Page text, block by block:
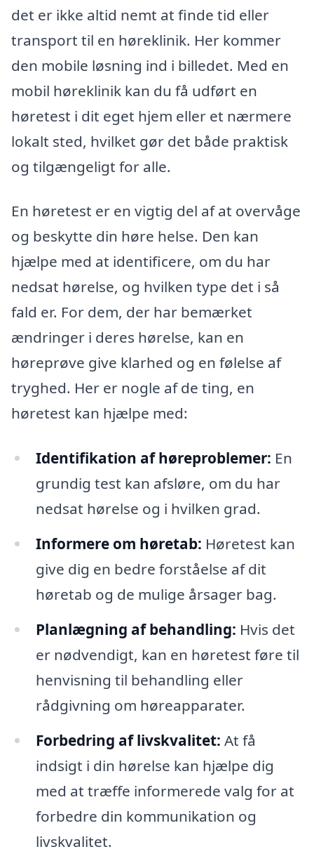
det er ikke altid nemt at finde tid eller
transport til en høreklinik. Her kommer
den mobile løsning ind i billedet. Med en
mobil høreklinik kan du få udført en
høretest i dit eget hjem eller et nærmere
lokalt sted, hvilket gør det både praktisk
og tilgængeligt for alle.
En høretest er en vigtig del af at overvåge
og beskytte din høre helse. Den kan
hjælpe med at identificere, om du har
nedsat hørelse, og hvilken type det i så
fald er. For dem, der har bemærket
ændringer i deres hørelse, kan en
høreprøve give klarhed og en følelse af
tryghed. Her er nogle af de ting, en
høretest kan hjælpe med:
Identifikation af høreproblemer: En
grundig test kan afsløre, om du har
nedsat hørelse og i hvilken grad.
Informere om høretab: Høretest kan
give dig en bedre forståelse af dit
høretab og de mulige årsager bag.
Planlægning af behandling: Hvis det
er nødvendigt, kan en høretest føre til
henvisning til behandling eller
rådgivning om høreapparater.
Forbedring af livskvalitet: At få
indsigt i din hørelse kan hjælpe dig
med at træffe informerede valg for at
forbedre din kommunikation og
livskvalitet.